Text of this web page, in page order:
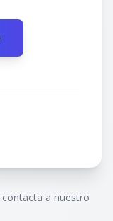
a nuestro